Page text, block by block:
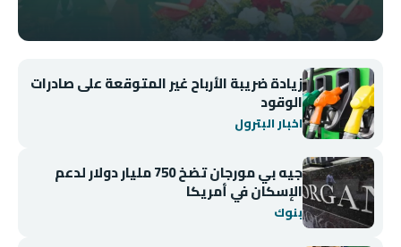
زيادة ضريبة الأرباح غير المتوقعة على صادرات
الوقود
اخبار البترول
جيه بي مورجان تضخ 750 مليار دولار لدعم
الإسكان في أمريكا
بنوك